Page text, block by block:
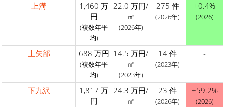
上溝
1,460 万
円
(複数年平
均)
22.0 万円/
㎡
(2026年)
275 件
(2026年)
+0.4%
(2026)
上矢部 688 万円
(複数年平
均)
14.5 万円/
㎡
(2023年)
14 件
(2023年)
-
下九沢
1,817 万
円
24.3 万円/
㎡
23 件
(2026年)
+59.2%
(2026)